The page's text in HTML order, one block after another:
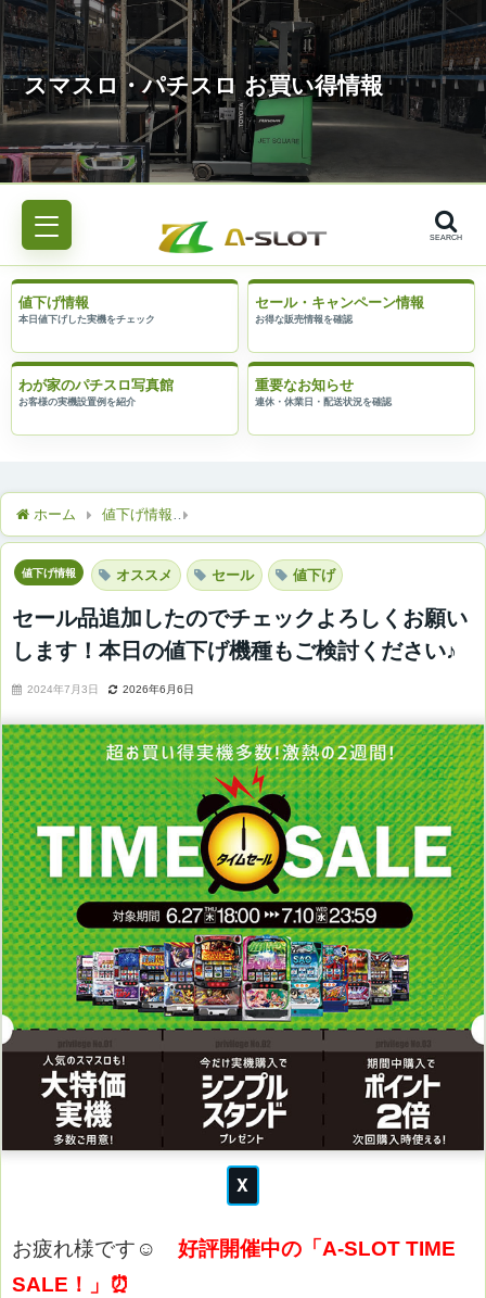
SEARCH
値下げ情報 セール・キャンペーン情報
わが家のパチスロ写真館 重要なお知らせ
ホーム 値下げ情報
値下げ情報 オススメ セール 値下げ
セール品追加したのでチェックよろしくお願い
します！本日の値下げ機種もご検討ください♪
2024年7月3日 2026年6月6日
お疲れ様です☺
好評開催中の「A-SLOT TIME
SALE！」⏰